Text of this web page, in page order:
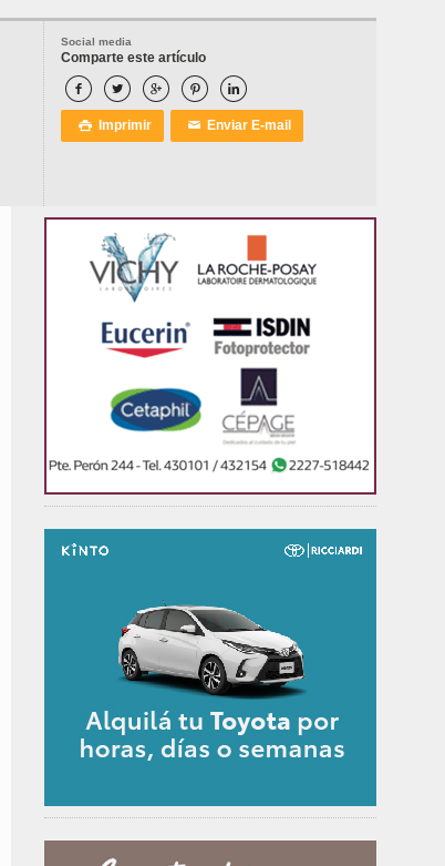
Social media
Comparte este artículo
    
 Imprimir ✉ Enviar E-mail